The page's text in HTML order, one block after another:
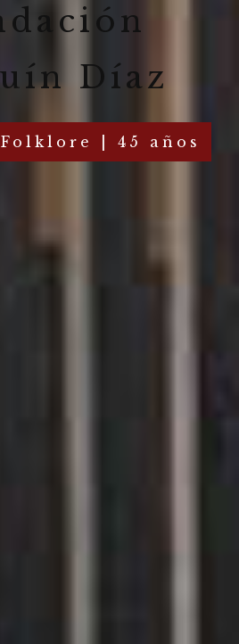
Díaz
| 45 años